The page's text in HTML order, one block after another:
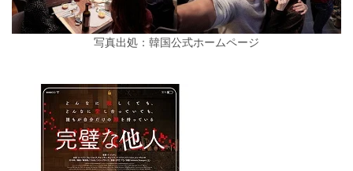
写真出処：韓国公式ホームページ